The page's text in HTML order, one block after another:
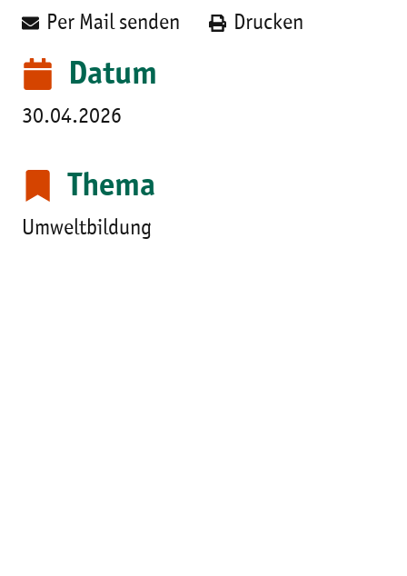
Per Mail senden Drucken
Datum
30.04.2026
Thema
Umweltbildung